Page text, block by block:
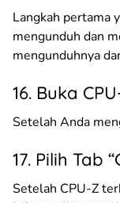
Langkah pertama
mengunduh dan
mengunduhnya
16. Buka
Setelah Anda
17. Pilih Tab
Setelah CPU-Z